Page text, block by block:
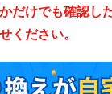
だけでも確認し
ください。